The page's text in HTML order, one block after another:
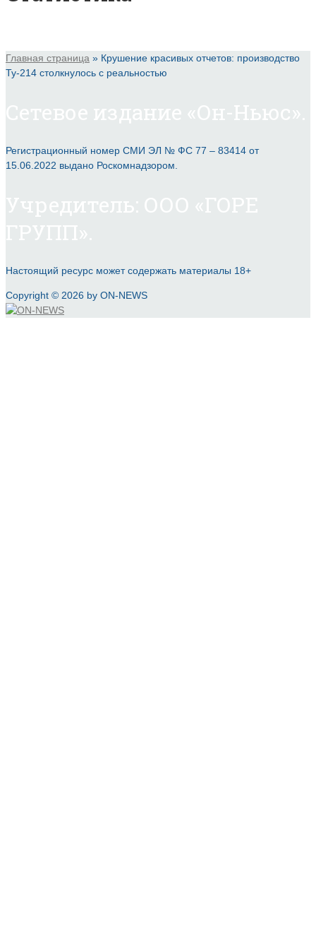
Главная страница » Крушение красивых отчетов: производство
Ту-214 столкнулось с реальностью
Регистрационный номер СМИ ЭЛ № ФС 77 – 83414 от
15.06.2022 выдано Роскомнадзором.
Настоящий ресурс может содержать материалы 18+
Copyright © 2026 by ON-NEWS